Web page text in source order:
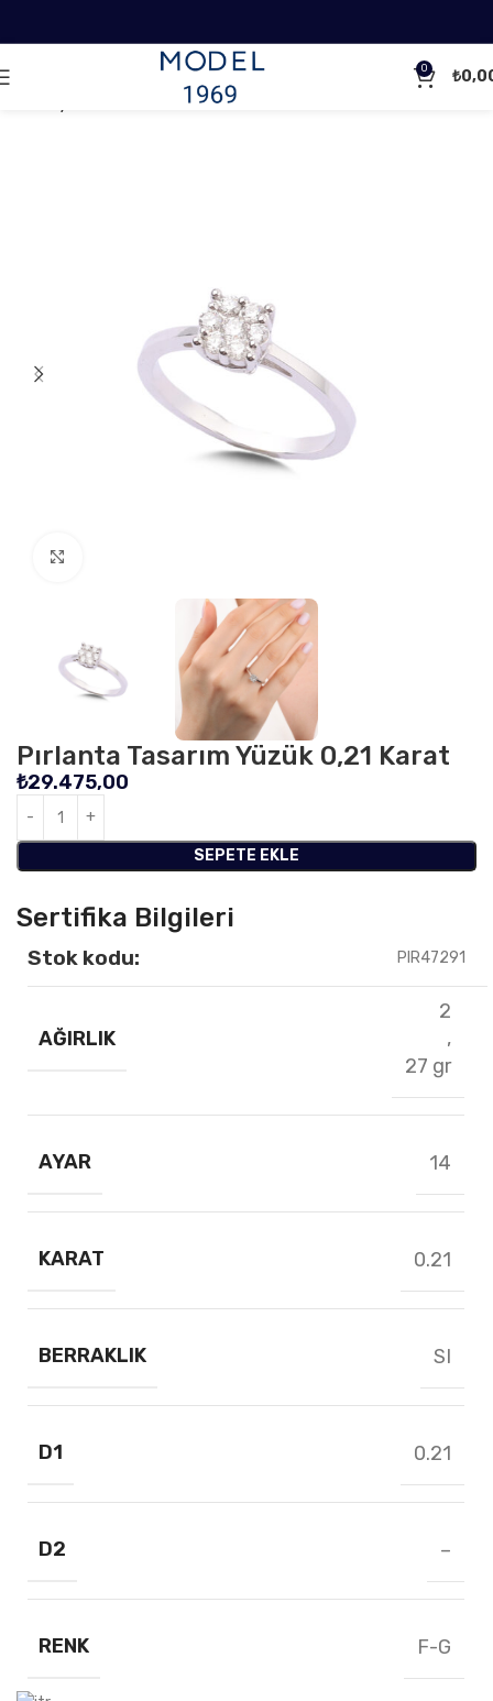
0 ₺
Pırlanta Yüzükler
Pırlanta Tasarım Yüzük 0,21 Karat
₺29.475,00
SEPETE EKLE
Sertifika Bilgileri
Stok kodu: PIR47291
AĞIRLIK
2
,
27 gr
AYAR 14
KARAT 0.21
BERRAKLIK SI
D1 0.21
D2 –
RENK F-G